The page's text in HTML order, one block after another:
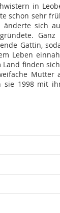
in
schon sehr
sich
Ganz
Gattin,
Leben
finden
Mutter
sie 1998 mit